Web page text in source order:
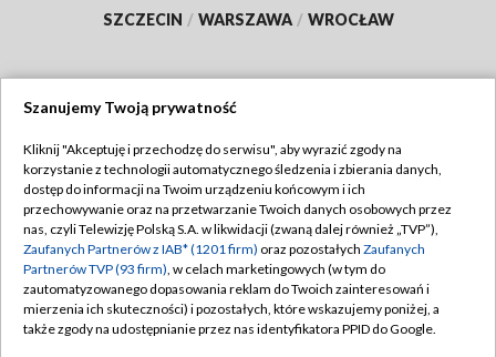
SZCZECIN / WARSZAWA / WROCŁAW
TVP
Abonament TVP
Emisja w TVP
Centrum informacji TVP
Naziemna Telewizja Cyfrowa
Regulamin TVP
Polityka prywatności
Moje zgody
Pomoc
Szanujemy Twoją prywatność
Kliknij "Akceptuję i przechodzę do serwisu", aby wyrazić zgody na
korzystanie z technologii automatycznego śledzenia i zbierania danych,
dostęp do informacji na Twoim urządzeniu końcowym i ich
przechowywanie oraz na przetwarzanie Twoich danych osobowych przez
nas, czyli Telewizję Polską S.A. w likwidacji (zwaną dalej również „TVP”),
Zaufanych Partnerów z IAB* (1201 firm) oraz pozostałych Zaufanych
Partnerów TVP (93 firm), w celach marketingowych (w tym do
zautomatyzowanego dopasowania reklam do Twoich zainteresowań i
mierzenia ich skuteczności) i pozostałych, które wskazujemy poniżej, a
także zgody na udostępnianie przez nas identyfikatora PPID do Google.